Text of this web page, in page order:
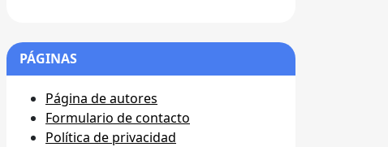
PÁGINAS
Página de autores
Formulario de contacto
Política de privacidad